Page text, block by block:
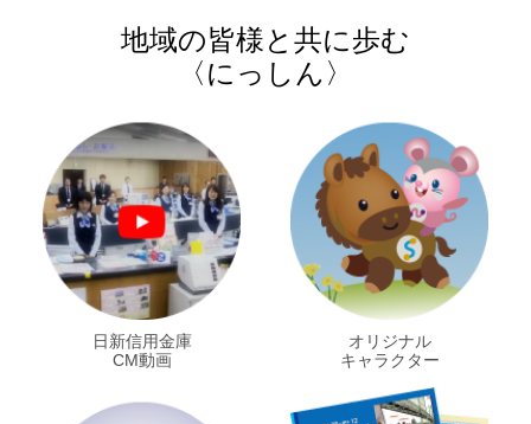
地域の皆様と共に歩む
〈にっしん〉
日新信用金庫
CM動画
オリジナル
キャラクター